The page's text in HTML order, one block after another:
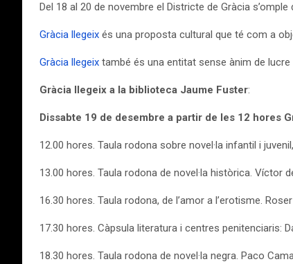
Del 18 al 20 de novembre el Districte de Gràcia s’omple
Gràcia llegeix és una proposta cultural que té com a
Gràcia llegeix també és una entitat sense ànim de
Gràcia llegeix a la biblioteca Jaume Fuster:
Dissabte 19 de desembre a partir de les 12 hores
12.00 hores. Taula rodona sobre novel·la infantil i
13.00 hores. Taula rodona de novel·la històrica. Víctor
16.30 hores. Taula rodona, de l’amor a l’erotisme.
17.30 hores. Càpsula literatura i centres penitenciaris:
18.30 hores. Taula rodona de novel·la negra. Paco